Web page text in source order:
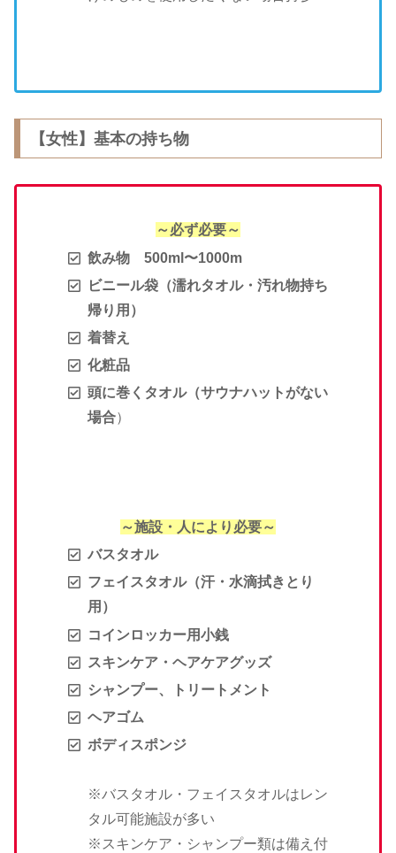
【女性】基本の持ち物
～必ず必要～
飲み物 500ml〜1000m
ビニール袋（濡れタオル・汚れ物持ち
帰り用）
着替え
化粧品
頭に巻くタオル（サウナハットがない
場合）
～施設・人により必要～
バスタオル
フェイスタオル（汗・水滴拭きとり
用）
コインロッカー用小銭
スキンケア・ヘアケアグッズ
シャンプー、トリートメント
ヘアゴム
ボディスポンジ
※バスタオル・フェイスタオルはレン
タル可能施設が多い
※スキンケア・シャンプー類は備え付